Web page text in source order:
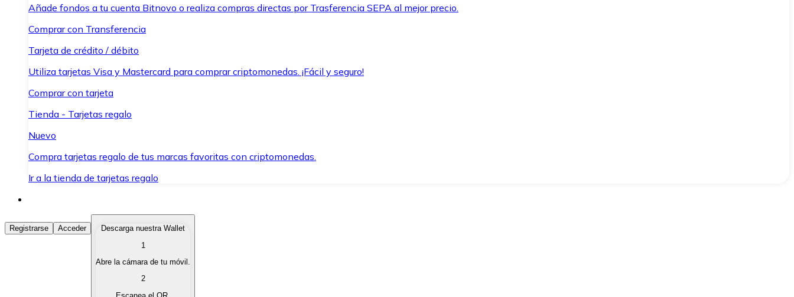
Añade fondos a tu cuenta Bitnovo o realiza compras directas por Trasferencia SEPA al mejor precio.
Comprar con Transferencia
Tarjeta de crédito / débito
Utiliza tarjetas Visa y Mastercard para comprar criptomonedas. ¡Fácil y seguro!
Comprar con tarjeta
Tienda - Tarjetas regalo
Nuevo
Compra tarjetas regalo de tus marcas favoritas con criptomonedas.
Ir a la tienda de tarjetas regalo
Comprar Criptomonedas
Compra criptomonedas con diferentes métodos de pago.
Vende tus criptomonedas de forma rápida y segura.
Registrarse Acceder
Descarga nuestra Wallet
1
Abre la cámara de tu móvil.
2